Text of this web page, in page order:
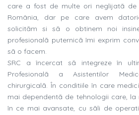
care a fost de multe ori neglijatã de
România, dar pe care avem
solicitãm si sã o obtinem noi
profesionalã puternicã îmi exprim
sã o facem.
SRC a încercat sã integreze în
Profesionalã a Asistentilor
chirurgicalã. În conditiile în care
mai dependentã de tehnologii care,
în ce mai avansate, cu sãli de